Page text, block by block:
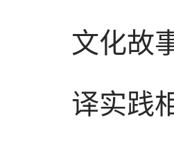
文化故
译实践